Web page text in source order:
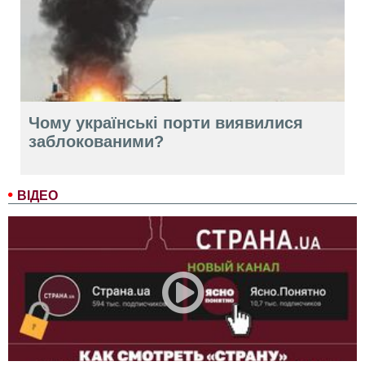
ВІДЕО
Чому українські порти виявилися
заблокованими?